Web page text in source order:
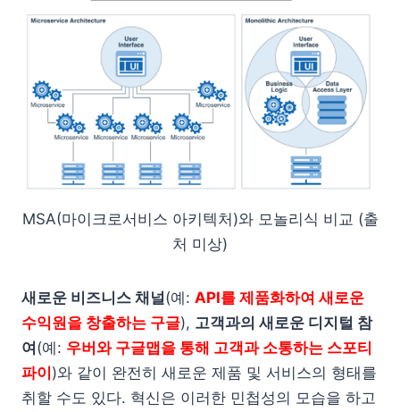
MSA(마이크로서비스 아키텍처)와 모놀리식 비교 (출
처 미상)
새로운 비즈니스 채널(예: API를 제품화하여 새로운
수익원을 창출하는 구글), 고객과의 새로운 디지털 참
여(예: 우버와 구글맵을 통해 고객과 소통하는 스포티
파이)와 같이 완전히 새로운 제품 및 서비스의 형태를
취할 수도 있다. 혁신은 이러한 민첩성의 모습을 하고